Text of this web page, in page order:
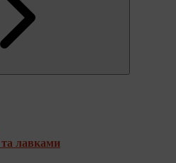
лавками